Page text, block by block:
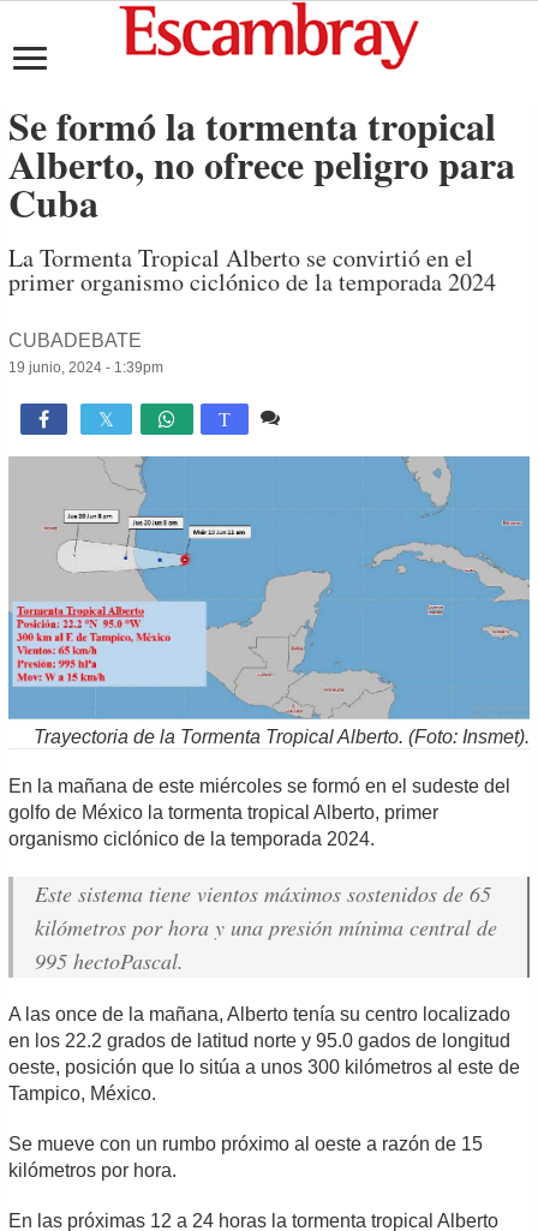
Se formó la tormenta tropical
Alberto, no ofrece peligro para
Cuba
La Tormenta Tropical Alberto se convirtió en el
primer organismo ciclónico de la temporada 2024
CUBADEBATE
19 junio, 2024 - 1:39pm
 T
Trayectoria de la Tormenta Tropical Alberto. (Foto: Insmet).
En la mañana de este miércoles se formó en el sudeste del
golfo de México la tormenta tropical Alberto, primer
organismo ciclónico de la temporada 2024.
Este sistema tiene vientos máximos sostenidos de 65
kilómetros por hora y una presión mínima central de
995 hectoPascal.
A las once de la mañana, Alberto tenía su centro localizado
en los 22.2 grados de latitud norte y 95.0 gados de longitud
oeste, posición que lo sitúa a unos 300 kilómetros al este de
Tampico, México.
Se mueve con un rumbo próximo al oeste a razón de 15
kilómetros por hora.
En las próximas 12 a 24 horas la tormenta tropical Alberto